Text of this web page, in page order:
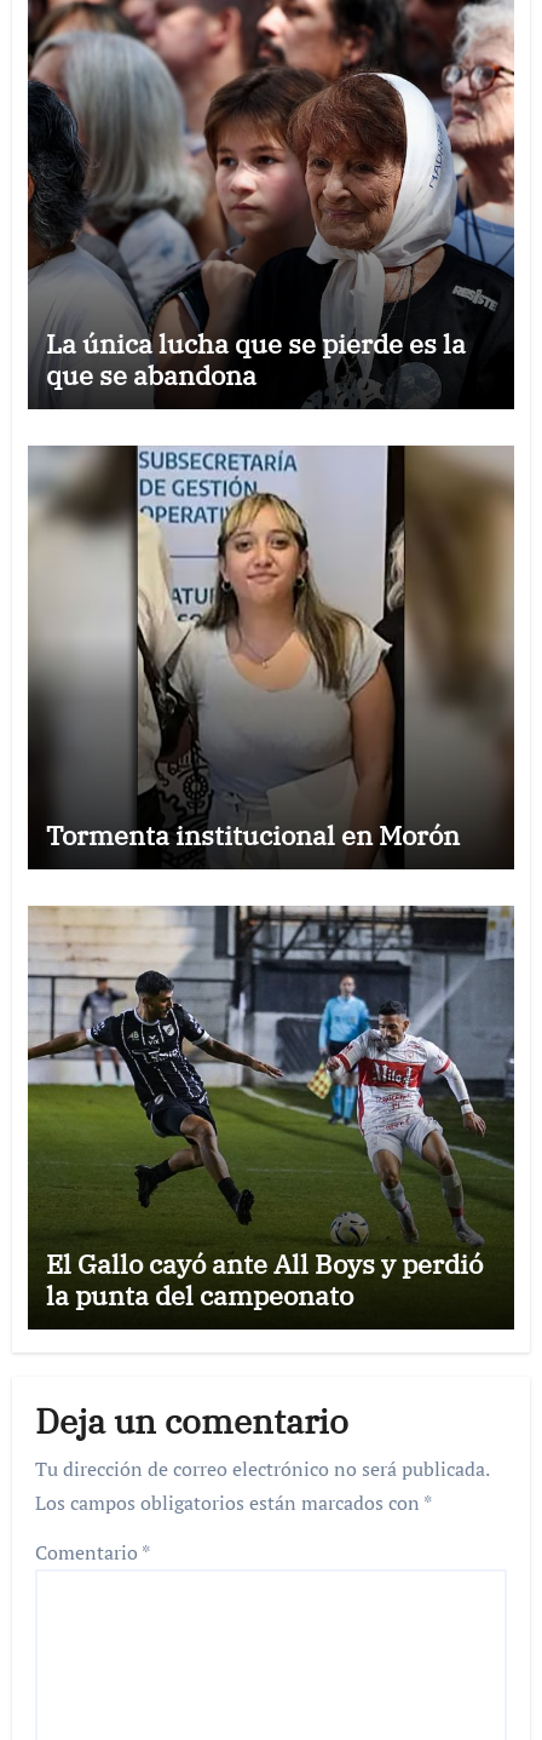
La única lucha que se pierde es la
que se abandona
Tormenta institucional en Morón
El Gallo cayó ante All Boys y perdió
la punta del campeonato
Deja un comentario
Tu dirección de correo electrónico no será publicada.
Los campos obligatorios están marcados con *
Comentario *